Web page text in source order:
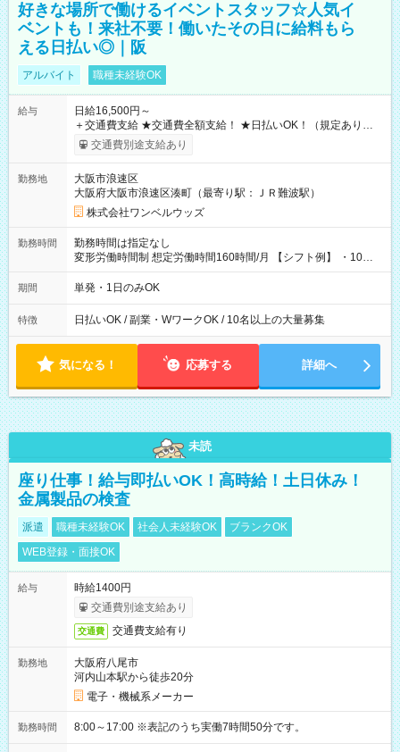
好きな場所で働けるイベントスタッフ☆人気イ
ベントも！来社不要！働いたその日に給料もら
える日払い◎｜阪
アルバイト 職種未経験OK
給与
日給16,500円～
＋交通費支給 ★交通費全額支給！ ★日払いOK！（規定あり） ┗
働いたその日に現金GET♪ お仕事後はコンビニATMから 日払
交通費別途支給あり
勤務地
大阪市浪速区
大阪府大阪市浪速区湊町（最寄り駅：ＪＲ難波駅）
株式会社ワンベルウッズ
勤務時間
勤務時間は指定なし
変形労働時間制 想定労働時間160時間/月 【シフト例】 ・10：
00～20：00
期間 単発・1日のみOK
特徴 日払いOK / 副業・WワークOK / 10名以上の大量募集
気になる！ 応募する 詳細へ
未読
座り仕事！給与即払いOK！高時給！土日休み！
金属製品の検査
派遣 職種未経験OK 社会人未経験OK
ブランクOK
WEB登録・面接OK
給与
時給1400円
交通費別途支給あり
交通費 交通費支給有り
勤務地
大阪府八尾市
河内山本駅から徒歩20分
電子・機械系メーカー
勤務時間 8:00～17:00 ※表記のうち実働7時間50分です。